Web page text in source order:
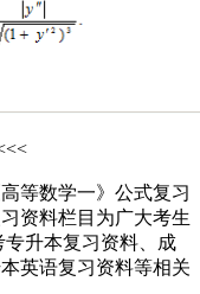
等数学一》公式复习
资料栏目为广大考生
升本复习资料、成
英语复习资料等相关